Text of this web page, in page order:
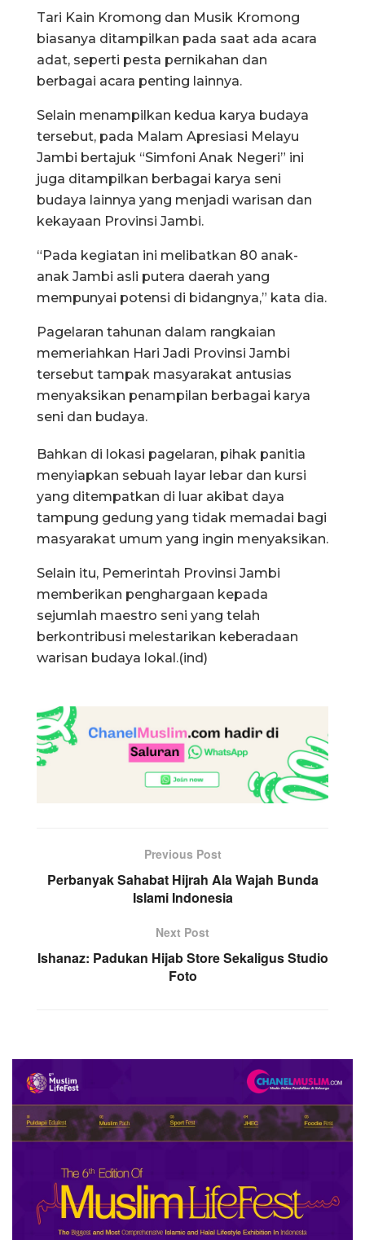
Tari Kain Kromong dan Musik Kromong
biasanya ditampilkan pada saat ada acara
adat, seperti pesta pernikahan dan
berbagai acara penting lainnya.
Selain menampilkan kedua karya budaya
tersebut, pada Malam Apresiasi Melayu
Jambi bertajuk “Simfoni Anak Negeri” ini
juga ditampilkan berbagai karya seni
budaya lainnya yang menjadi warisan dan
kekayaan Provinsi Jambi.
“Pada kegiatan ini melibatkan 80 anak-
anak Jambi asli putera daerah yang
mempunyai potensi di bidangnya,” kata dia.
Pagelaran tahunan dalam rangkaian
memeriahkan Hari Jadi Provinsi Jambi
tersebut tampak masyarakat antusias
menyaksikan penampilan berbagai karya
seni dan budaya.
Bahkan di lokasi pagelaran, pihak panitia
menyiapkan sebuah layar lebar dan kursi
yang ditempatkan di luar akibat daya
tampung gedung yang tidak memadai bagi
masyarakat umum yang ingin menyaksikan.
Selain itu, Pemerintah Provinsi Jambi
memberikan penghargaan kepada
sejumlah maestro seni yang telah
berkontribusi melestarikan keberadaan
warisan budaya lokal.(ind)
Previous Post
Perbanyak Sahabat Hijrah Ala Wajah Bunda
Islami Indonesia
Next Post
Ishanaz: Padukan Hijab Store Sekaligus Studio
Foto